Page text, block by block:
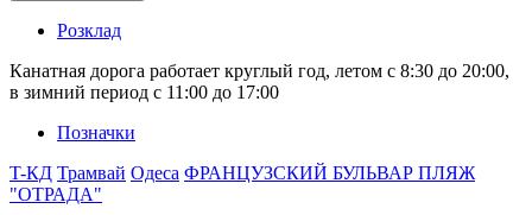
Розклад
Канатная дорога работает круглый год, летом с 8:30 до 20:00,
в зимний период с 11:00 до 17:00
Позначки
T-КД Трамвай Одеса ФРАНЦУЗСКИЙ БУЛЬВАР ПЛЯЖ
"ОТРАДА"